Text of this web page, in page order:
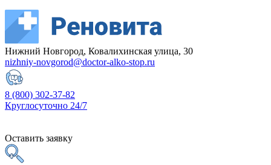
Нижний Новгород, Ковалихинская улица, 30
nizhniy-novgorod@doctor-alko-stop.ru
8 (800) 302-37-82
Круглосуточно 24/7
Оставить заявку